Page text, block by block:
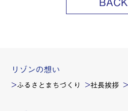
リゾンの想い
ふるさとまちづくり 社長挨拶